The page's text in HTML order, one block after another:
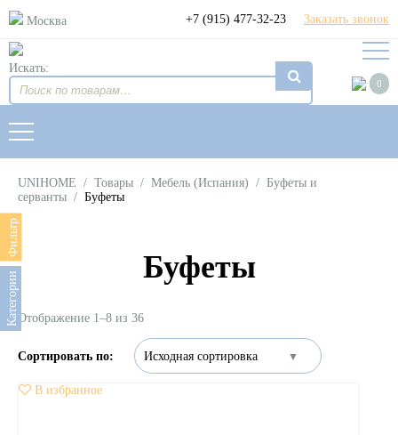
Москва +7 (915) 477-32-23 Заказать звонок
Искать:
0
UNIHOME / Товары / Мебель (Испания) / Буфеты и
серванты / Буфеты
Фильтр
Категории
Буфеты
Отображение 1–8 из 36
В избранное